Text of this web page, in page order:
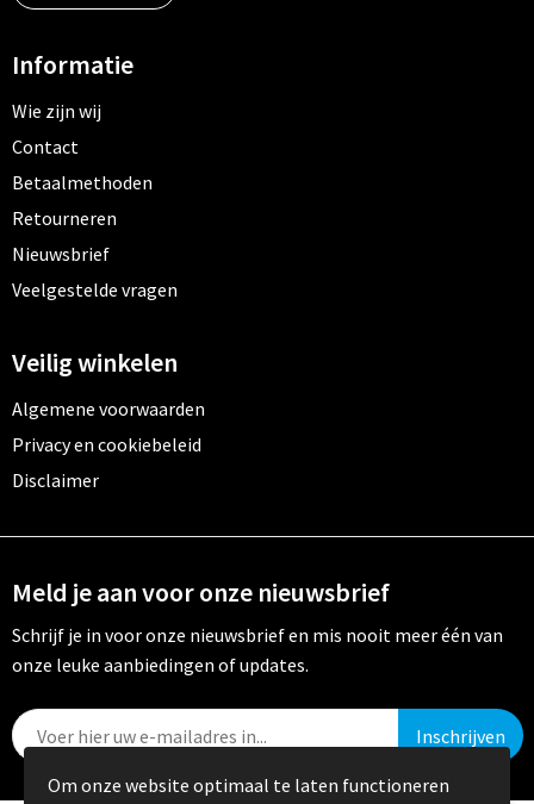
Informatie
Wie zijn wij
Contact
Betaalmethoden
Retourneren
Nieuwsbrief
Veelgestelde vragen
Veilig winkelen
Algemene voorwaarden
Privacy en cookiebeleid
Disclaimer
Meld je aan voor onze nieuwsbrief
Schrijf je in voor onze nieuwsbrief en mis nooit meer één van
onze leuke aanbiedingen of updates.
Om onze website optimaal te laten functioneren